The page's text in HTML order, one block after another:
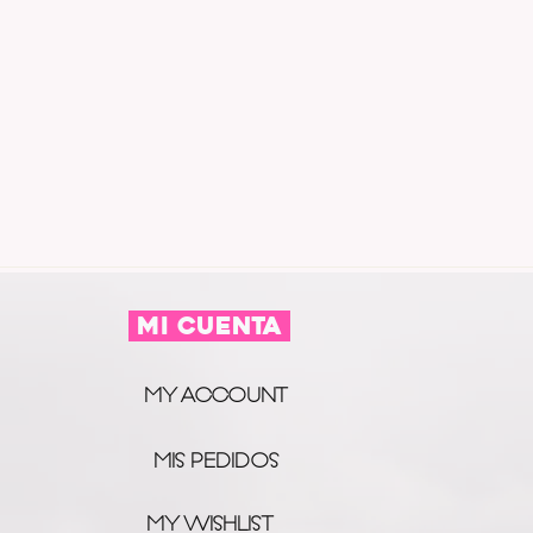
MI CUENTA
MY ACCOUNT
MIS PEDIDOS
MY WISHLIST